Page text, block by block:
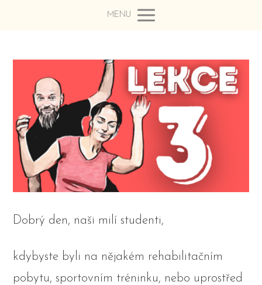
MENU
Dobrý den, naši milí studenti,
kdybyste byli na nějakém rehabilitačním
pobytu, sportovním tréninku, nebo uprostřed